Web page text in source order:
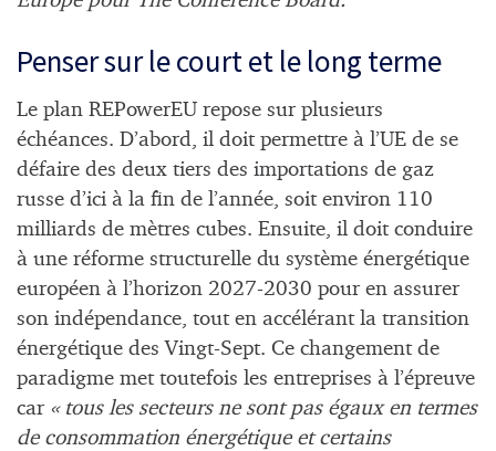
Penser sur le court et le long terme
Le plan REPowerEU repose sur plusieurs
échéances. D’abord, il doit permettre à l’UE de se
défaire des deux tiers des importations de gaz
russe d’ici à la fin de l’année, soit environ 110
milliards de mètres cubes. Ensuite, il doit conduire
à une réforme structurelle du système énergétique
européen à l’horizon 2027-2030 pour en assurer
son indépendance, tout en accélérant la transition
énergétique des Vingt-Sept. Ce changement de
paradigme met toutefois les entreprises à l’épreuve
car « tous les secteurs ne sont pas égaux en termes
de consommation énergétique et certains